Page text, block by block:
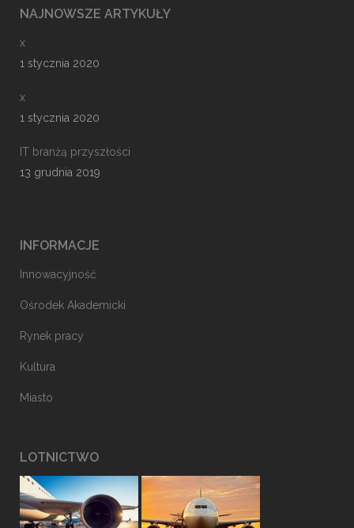
NAJNOWSZE ARTYKUŁY
x
1 stycznia 2020
x
1 stycznia 2020
IT branżą przyszłości
13 grudnia 2019
INFORMACJE
Innowacyjność
Ośrodek Akademicki
Rynek pracy
Kultura
Miasto
LOTNICTWO